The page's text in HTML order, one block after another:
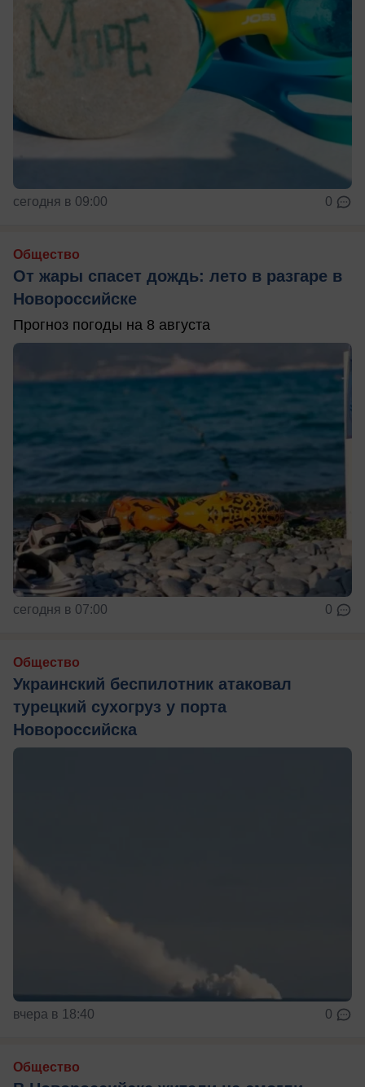
сегодня в 09:00 0
Общество
От жары спасет дождь: лето в разгаре в
Новороссийске
Прогноз погоды на 8 августа
сегодня в 07:00 0
Общество
Украинский беспилотник атаковал
турецкий сухогруз у порта
Новороссийска
вчера в 18:40 0
Общество